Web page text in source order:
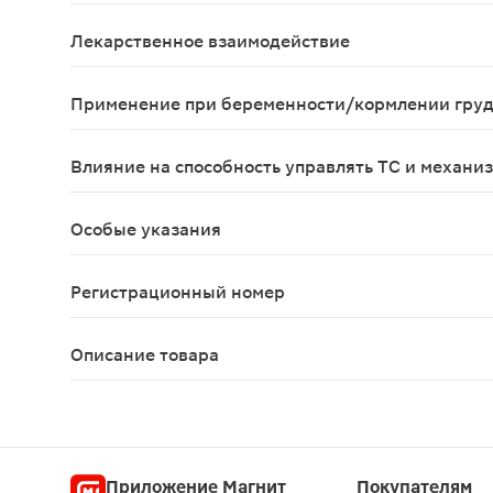
Лекарственное взаимодействие
Применение при беременности/кормлении
Влияние на способность управлять ТС и
Особые указания
Регистрационный номер
Описание товара
Приложение Магнит Покупателям